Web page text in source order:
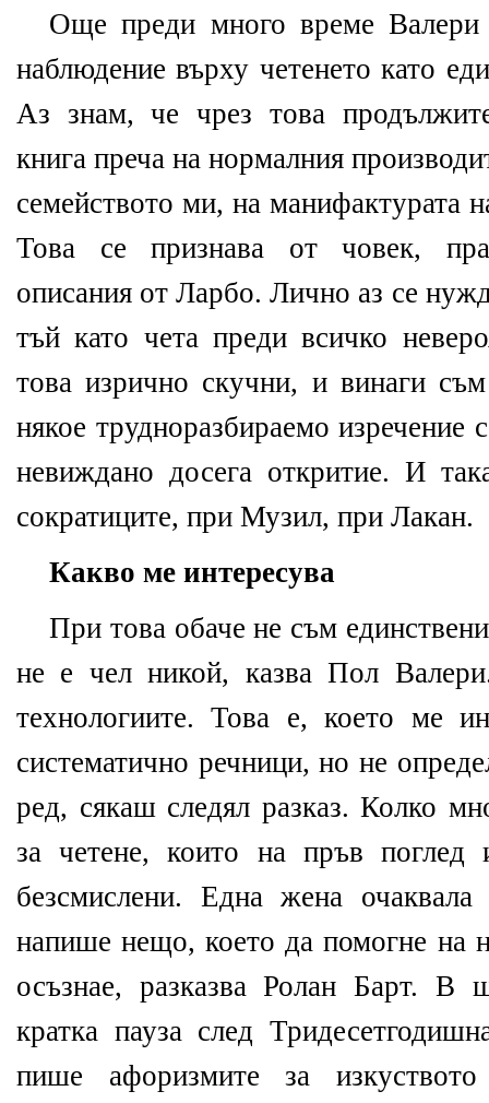
Още преди много време Валери
наблюдение върху четенето като
Аз знам, че чрез това
книга преча на нормалния
семейството ми, на манифактурата
Това се признава от човек,
описания от Ларбо. Лично аз се
тъй като чета преди всичко
това изрично скучни, и винаги
някое трудноразбираемо изречение
невиждано досега откритие. И
сократиците, при Музил, при Лакан.
Какво ме интересува
При това обаче не съм
не е чел никой, казва Пол
технологиите. Това е, което ме
систематично речници, но не
ред, сякаш следял разказ. Колко
за четене, които на пръв поглед
безсмислени. Една жена
напише нещо, което да помогне на
осъзнае, разказва Ролан Барт. В
кратка пауза след
пише афоризмите за